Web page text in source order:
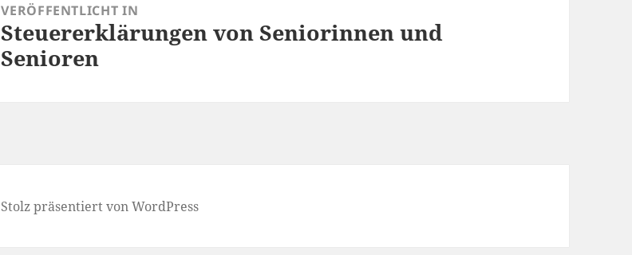
VERÖFFENTLICHT IN
Steuererklärungen von Seniorinnen und
Senioren
Stolz präsentiert von WordPress